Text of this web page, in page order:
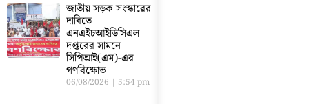
জাতীয় সড়ক সংস্কারের
দাবিতে
এনএইচআইডিসিএল
দপ্তরের সামনে
সিপিআই(এম)-এর
গণবিক্ষোভ
06/08/2026 5:54 pm